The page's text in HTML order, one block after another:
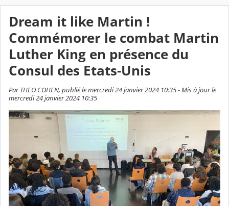
Dream it like Martin !
Commémorer le combat Martin
Luther King en présence du
Consul des Etats-Unis
Par THEO COHEN, publié le mercredi 24 janvier 2024 10:35 - Mis à jour le
mercredi 24 janvier 2024 10:35